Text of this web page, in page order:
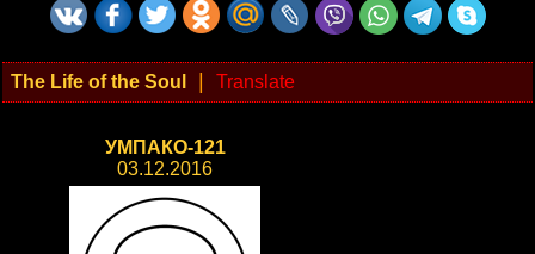
The Life of the Soul Translate
УМПАКО-121
03.12.2016